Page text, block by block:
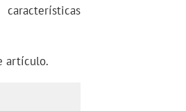
artículo.